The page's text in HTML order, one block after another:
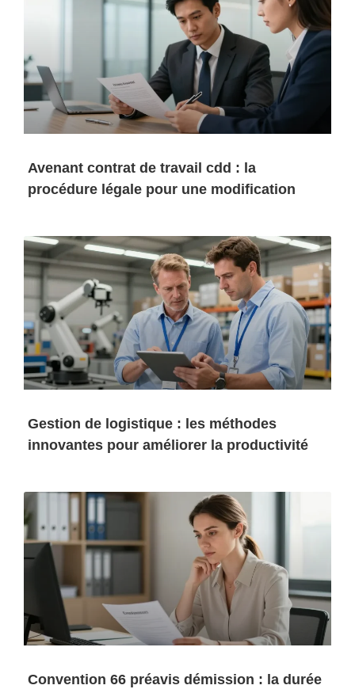
Avenant contrat de travail cdd : la
procédure légale pour une modification
Gestion de logistique : les méthodes
innovantes pour améliorer la productivité
Convention 66 préavis démission : la durée